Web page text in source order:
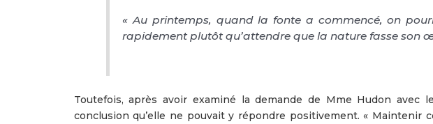
« Au printemps, quand la fonte a commencé, on
rapidement plutôt qu’attendre que la nature fasse son
Toutefois, après avoir examiné la demande de Mme Hudon
conclusion qu’elle ne pouvait y répondre positivement. « Maintenir